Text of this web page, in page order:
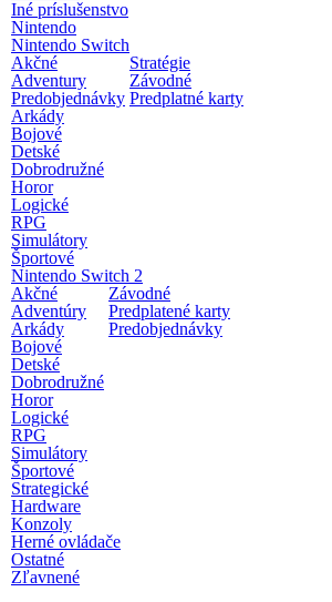
Iné príslušenstvo
Nintendo
Nintendo Switch
Akčné
Adventury
Predobjednávky
Arkády
Bojové
Detské
Dobrodružné
Horor
Logické
RPG
Simulátory
Športové
Stratégie
Závodné
Predplatné karty
Nintendo Switch 2
Akčné
Adventúry
Arkády
Bojové
Detské
Dobrodružné
Horor
Logické
RPG
Simulátory
Športové
Strategické
Závodné
Predplatené karty
Predobjednávky
Hardware
Konzoly
Herné ovládače
Ostatné
Zľavnené